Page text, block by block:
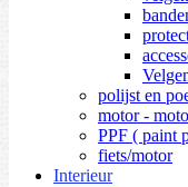
polijst en
motor -
PPF ( paint
fiets/motor
Interieur